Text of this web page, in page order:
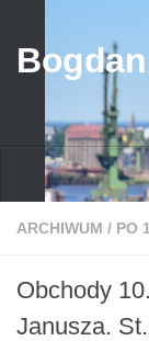
Aktualności
przed 1989
po 1989
ARCHIWUM / PO
Obchody
Janusza.